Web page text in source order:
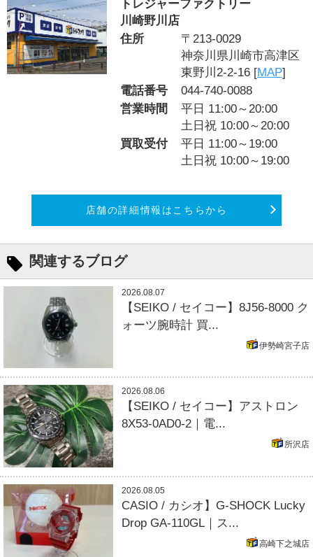
トレジャーファクトリー
川崎野川店
住所
〒213-0029
神奈川県川崎市高津区
東野川2-2-16 [MAP]
電話番号
044-740-0088
営業時間
平日 11:00～20:00
土日祝 10:00～20:00
買取受付
平日 11:00～19:00
土日祝 10:00～19:00
店舗の詳細情報はこちらから
関連するブログ
2026.08.07
【SEIKO / セイコー】8J56-8000 ク
ォーツ腕時計 買...
伊勢崎宮子店
2026.08.06
【SEIKO / セイコー】アストロン
8X53-0AD0-2｜電...
所沢店
2026.08.05
CASIO / カシオ】G-SHOCK Lucky
Drop GA-110GL｜ス...
高崎下之城店